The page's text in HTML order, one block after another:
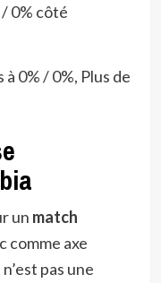
0% côté
0% / 0%, Plus de
un match
comme axe
n’est pas une